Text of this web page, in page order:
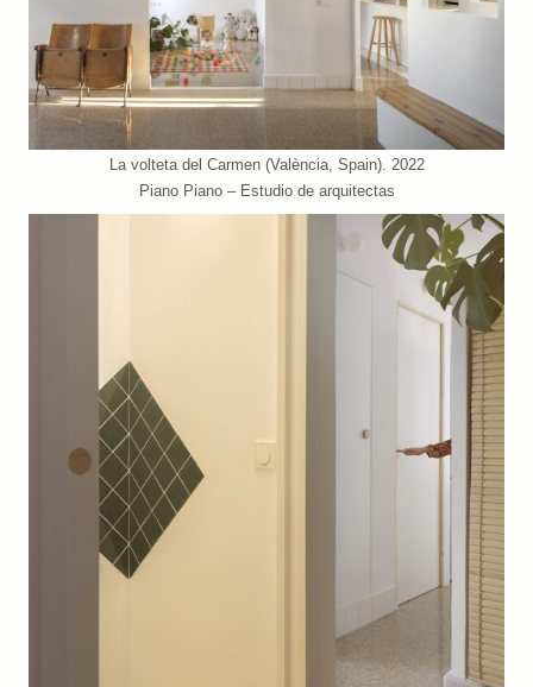
La volteta del Carmen (València, Spain). 2022
Piano Piano – Estudio de arquitectas